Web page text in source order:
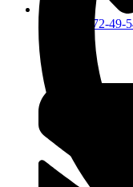
+7 (913) 672-49-